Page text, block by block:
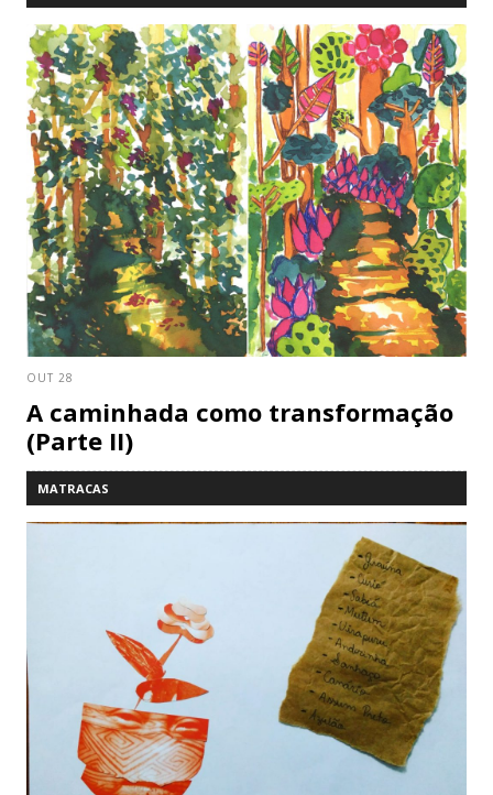
OUT 28
A caminhada como transformação
(Parte II)
MATRACAS